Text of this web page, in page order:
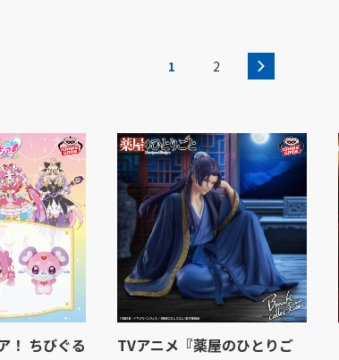
1 2
！ ちびぐる
TVアニメ『薬屋のひとりご